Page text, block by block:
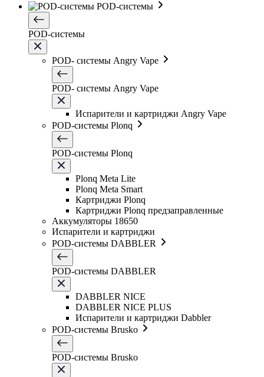
POD-системы
POD-системы
POD- системы Angry Vape
POD- системы Angry Vape
Испарители и картриджи Angry Vape
POD-системы Plonq
POD-системы Plonq
Plonq Meta Lite
Plonq Meta Smart
Картриджи Plonq
Картриджи Plonq предзаправленные
Аккумуляторы 18650
Испарители и картриджи
POD-системы DABBLER
POD-системы DABBLER
DABBLER NICE
DABBLER NICE PLUS
Испарители и картриджи Dabbler
POD-системы Brusko
POD-системы Brusko